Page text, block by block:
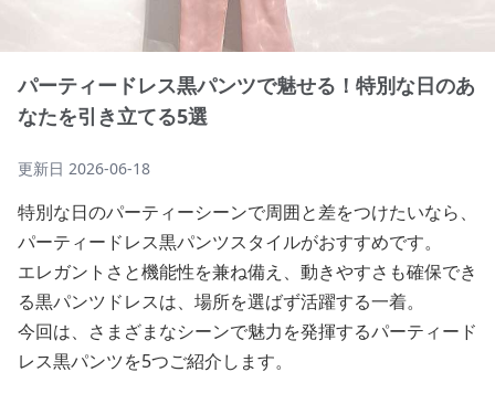
パーティードレス黒パンツで魅せる！特別な日のあ
なたを引き立てる5選
更新日 2026-06-18
特別な日のパーティーシーンで周囲と差をつけたいなら、
パーティードレス黒パンツスタイルがおすすめです。
エレガントさと機能性を兼ね備え、動きやすさも確保でき
る黒パンツドレスは、場所を選ばず活躍する一着。
今回は、さまざまなシーンで魅力を発揮するパーティード
レス黒パンツを5つご紹介します。